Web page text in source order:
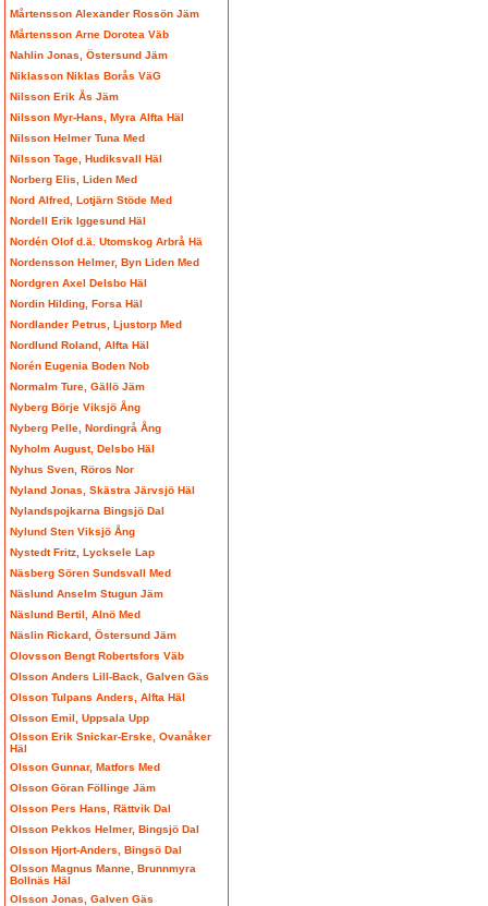
Mårtensson Alexander Rossön Jäm
Mårtensson Arne Dorotea Väb
Nahlin Jonas, Östersund Jäm
Niklasson Niklas Borås VäG
Nilsson Erik Ås Jäm
Nilsson Myr-Hans, Myra Alfta Häl
Nilsson Helmer Tuna Med
Nilsson Tage, Hudiksvall Häl
Norberg Elis, Liden Med
Nord Alfred, Lotjärn Stöde Med
Nordell Erik Iggesund Häl
Nordén Olof d.ä. Utomskog Arbrå Hä
Nordensson Helmer, Byn Liden Med
Nordgren Axel Delsbo Häl
Nordin Hilding, Forsa Häl
Nordlander Petrus, Ljustorp Med
Nordlund Roland, Alfta Häl
Norén Eugenia Boden Nob
Normalm Ture, Gällö Jäm
Nyberg Börje Viksjö Ång
Nyberg Pelle, Nordingrå Ång
Nyholm August, Delsbo Häl
Nyhus Sven, Röros Nor
Nyland Jonas, Skästra Järvsjö Häl
Nylandspojkarna Bingsjö Dal
Nylund Sten Viksjö Ång
Nystedt Fritz, Lycksele Lap
Näsberg Sören Sundsvall Med
Näslund Anselm Stugun Jäm
Näslund Bertil, Alnö Med
Näslin Rickard, Östersund Jäm
Olovsson Bengt Robertsfors Väb
Olsson Anders Lill-Back, Galven Gäs
Olsson Tulpans Anders, Alfta Häl
Olsson Emil, Uppsala Upp
Olsson Erik Snickar-Erske, Ovanåker
Häl
Olsson Gunnar, Matfors Med
Olsson Göran Föllinge Jäm
Olsson Pers Hans, Rättvik Dal
Olsson Pekkos Helmer, Bingsjö Dal
Olsson Hjort-Anders, Bingsö Dal
Olsson Magnus Manne, Brunnmyra
Bollnäs Häl
Olsson Jonas, Galven Gäs